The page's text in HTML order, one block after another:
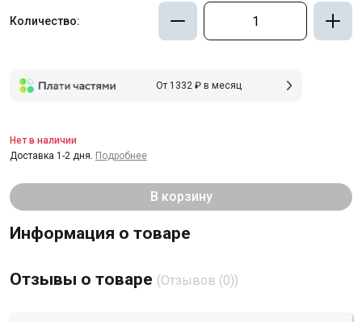
Количество:
От 1332 ₽ в месяц
В корзину
Нет в наличии
Доставка 1-2 дня. Подробнее
Информация о товаре
Отзывы о товаре (Отзывов (0))